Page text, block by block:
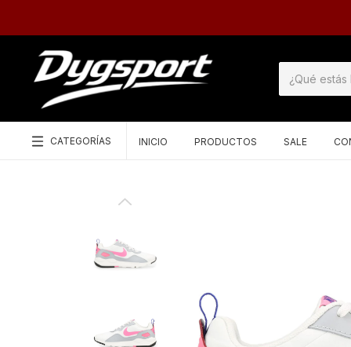
CATEGORÍAS INICIO PRODUCTOS SALE